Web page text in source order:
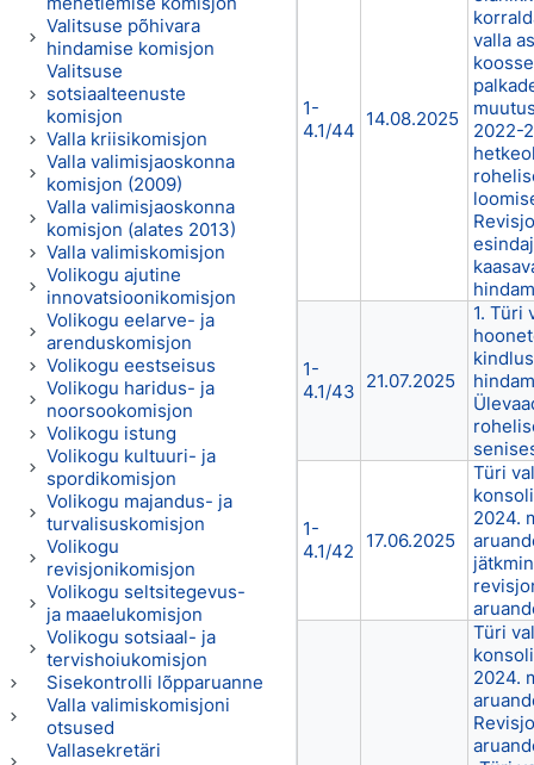
Valitsuse põhivara
hindamise komisjon
Valitsuse
sotsiaalteenuste
komisjon
Valla kriisikomisjon
Valla valimisjaoskonna
komisjon (2009)
Valla valimisjaoskonna
komisjon (alates 2013)
Valla valimiskomisjon
Volikogu ajutine
innovatsioonikomisjon
Volikogu eelarve- ja
arenduskomisjon
Volikogu eestseisus
Volikogu haridus- ja
noorsookomisjon
Volikogu istung
Volikogu kultuuri- ja
spordikomisjon
Volikogu majandus- ja
turvalisuskomisjon
Volikogu
revisjonikomisjon
Volikogu seltsitegevus-
ja maaelukomisjon
Volikogu sotsiaal- ja
tervishoiukomisjon
Sisekontrolli lõpparuanne
Valla valimiskomisjoni
otsused
Vallasekretäri
1-
4.1/44
14.08.2025
valla
2022-
1-
4.1/43 21.07.2025
1. Türi
1-
4.1/42
17.06.2025
Türi
2024.
Türi
2024.